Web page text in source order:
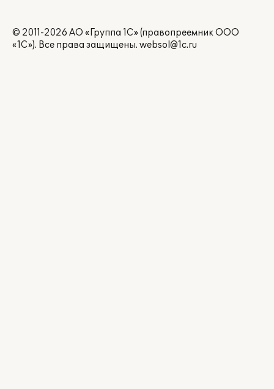
© 2011-2026 АО «Группа 1С» (правопреемник ООО
«1С»). Все права защищены. websol@1c.ru